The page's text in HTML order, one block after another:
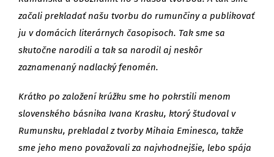
začali prekladať našu tvorbu do rumunčiny a publikovať
ju v domácich literárnych časopisoch. Tak sme sa
skutočne narodili a tak sa narodil aj neskôr
zaznamenaný nadlacký fenomén.
Krátko po založení krúžku sme ho pokrstili menom
slovenského básnika Ivana Krasku, ktorý študoval v
Rumunsku, prekladal z tvorby Mihaia Eminesca, takže
sme jeho meno považovali za najvhodnejšie, lebo spája